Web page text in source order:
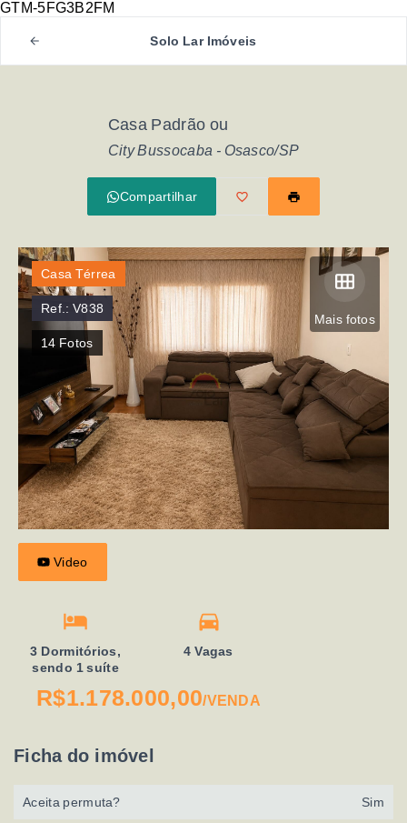
GTM-5FG3B2FM
Solo Lar Imóveis
Casa Padrão ou
City Bussocaba - Osasco/SP
Compartilhar
Mais fotos
Casa Térrea
Ref.:V838
14 Fotos
Video
3 Dormitórios,
sendo 1 suíte
4 Vagas
R$1.178.000,00/VENDA
Ficha do imóvel
Aceita permuta? Sim